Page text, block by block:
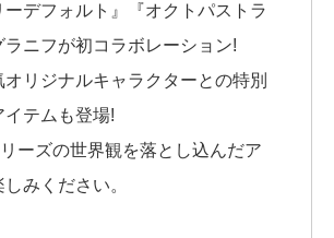
ーデフォルト』『オクトパストラ
ニフが初コラボレーション!
リジナルキャラクターとの特別
イテムも登場!
ーズの世界観を落とし込んだア
しみください。